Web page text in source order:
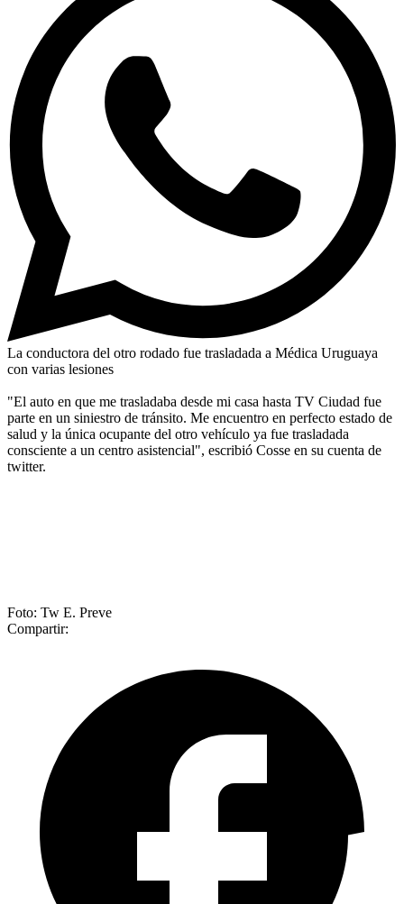
La conductora del otro rodado fue trasladada a Médica Uruguaya
con varias lesiones
"El auto en que me trasladaba desde mi casa hasta TV Ciudad fue
parte en un siniestro de tránsito. Me encuentro en perfecto estado de
salud y la única ocupante del otro vehículo ya fue trasladada
consciente a un centro asistencial", escribió Cosse en su cuenta de
twitter.
Foto: Tw E. Preve
Compartir: